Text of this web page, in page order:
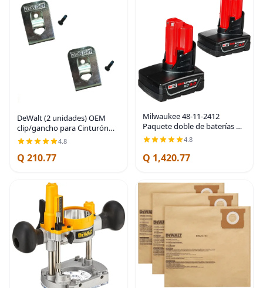
DeWalt (2 unidades) OEM
clip/gancho para Cinturón
para 20V Max DCD980
# N169778-2pk
4.8
Q 210.77
Milwaukee 48-11-2412
Paquete doble de baterías de
iones de litio de 12 V de
amperios por hora
4.8
Q 1,420.77